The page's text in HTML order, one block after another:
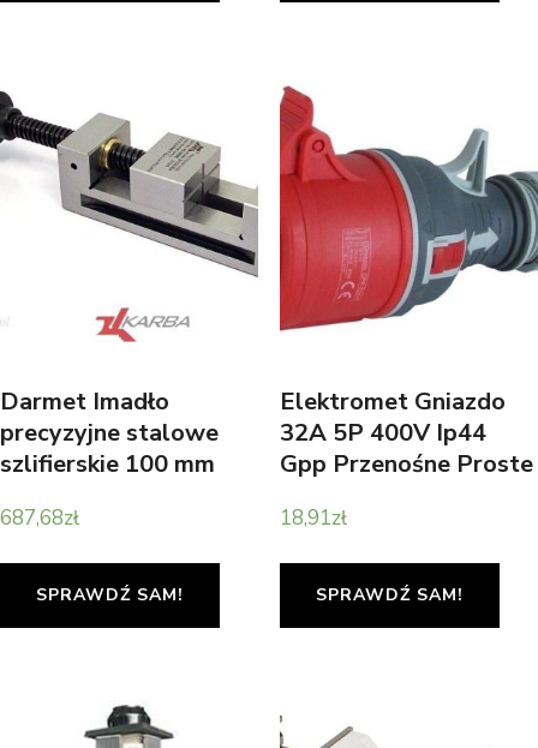
Darmet Imadło
precyzyjne stalowe
szlifierskie 100 mm
SPzA100125
687,68zł
SPRAWDŹ SAM!
Elektromet Gniazdo
32A 5P 400V Ip44
Gpp Przenośne Proste
18,91zł
SPRAWDŹ SAM!